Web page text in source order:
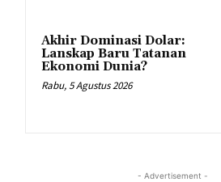
Akhir Dominasi Dolar:
Lanskap Baru Tatanan
Ekonomi Dunia?
Rabu, 5 Agustus 2026
- Advertisement -